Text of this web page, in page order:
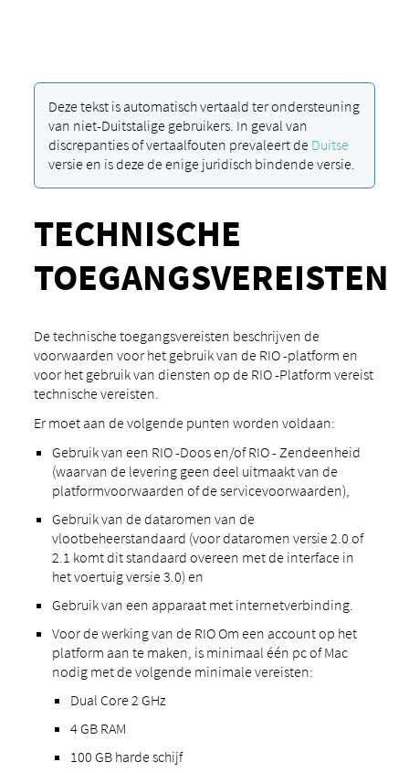
Deze tekst is automatisch vertaald ter ondersteuning
van niet-Duitstalige gebruikers. In geval van
discrepanties of vertaalfouten prevaleert de Duitse
versie en is deze de enige juridisch bindende versie.
TECHNISCHE
TOEGANGSVEREISTEN
De technische toegangsvereisten beschrijven de
voorwaarden voor het gebruik van de RIO -platform en
voor het gebruik van diensten op de RIO -Platform vereist
technische vereisten.
Er moet aan de volgende punten worden voldaan:
Gebruik van een RIO -Doos en/of RIO - Zendeenheid
(waarvan de levering geen deel uitmaakt van de
platformvoorwaarden of de servicevoorwaarden),
Gebruik van de dataromen van de
vlootbeheerstandaard (voor dataromen versie 2.0 of
2.1 komt dit standaard overeen met de interface in
het voertuig versie 3.0) en
Gebruik van een apparaat met internetverbinding.
Voor de werking van de RIO Om een ​​account op het
platform aan te maken, is minimaal één pc of Mac
nodig met de volgende minimale vereisten:
Dual Core 2 GHz
4 GB RAM
100 GB harde schijf